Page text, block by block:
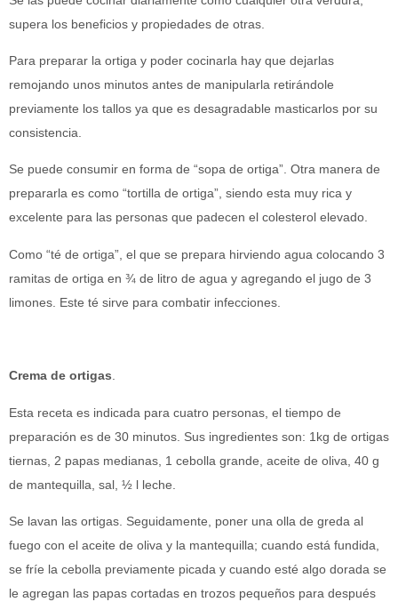
supera los beneficios y propiedades de otras.
Para preparar la ortiga y poder cocinarla hay que dejarlas
remojando unos minutos antes de manipularla retirándole
previamente los tallos ya que es desagradable masticarlos por su
consistencia.
Se puede consumir en forma de “sopa de ortiga”. Otra manera de
prepararla es como “tortilla de ortiga”, siendo esta muy rica y
excelente para las personas que padecen el colesterol elevado.
Como “té de ortiga”, el que se prepara hirviendo agua colocando 3
ramitas de ortiga en ¾ de litro de agua y agregando el jugo de 3
limones. Este té sirve para combatir infecciones.
Crema de ortigas.
Esta receta es indicada para cuatro personas, el tiempo de
preparación es de 30 minutos. Sus ingredientes son: 1kg de ortigas
tiernas, 2 papas medianas, 1 cebolla grande, aceite de oliva, 40 g
de mantequilla, sal, ½ l leche.
Se lavan las ortigas. Seguidamente, poner una olla de greda al
fuego con el aceite de oliva y la mantequilla; cuando está fundida,
se fríe la cebolla previamente picada y cuando esté algo dorada se
le agregan las papas cortadas en trozos pequeños para después